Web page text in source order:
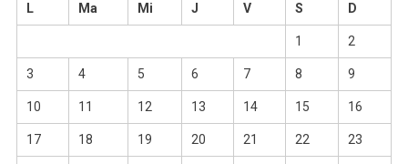
L
Ma Mi J V S D
1 2
3 4 5 6 7 8 9
10 11 12 13 14 15 16
17 18 19 20 21 22 23